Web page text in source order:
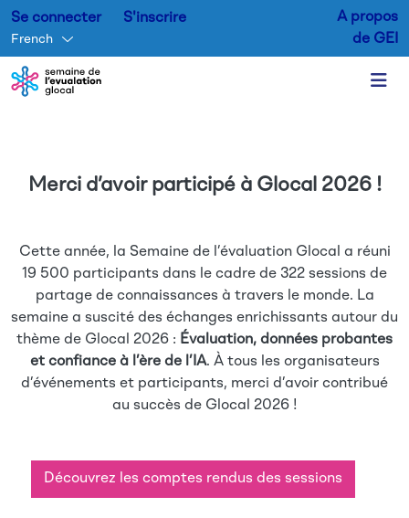
Se connecter S'inscrire
French
A propos
de GEI
Merci d’avoir participé à Glocal 2026 !
Cette année, la Semaine de l’évaluation Glocal a réuni
19 500 participants dans le cadre de 322 sessions de
partage de connaissances à travers le monde. La
semaine a suscité des échanges enrichissants autour du
thème de Glocal 2026 : Évaluation, données probantes
et confiance à l’ère de l’IA. À tous les organisateurs
d’événements et participants, merci d’avoir contribué
au succès de Glocal 2026 !
Découvrez les comptes rendus des sessions